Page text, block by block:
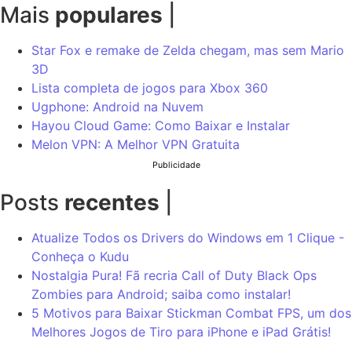
Mais populares
Star Fox e remake de Zelda chegam, mas sem Mario
3D
Lista completa de jogos para Xbox 360
Ugphone: Android na Nuvem
Hayou Cloud Game: Como Baixar e Instalar
Melon VPN: A Melhor VPN Gratuita
Publicidade
Posts recentes
Atualize Todos os Drivers do Windows em 1 Clique -
Conheça o Kudu
Nostalgia Pura! Fã recria Call of Duty Black Ops
Zombies para Android; saiba como instalar!
5 Motivos para Baixar Stickman Combat FPS, um dos
Melhores Jogos de Tiro para iPhone e iPad Grátis!